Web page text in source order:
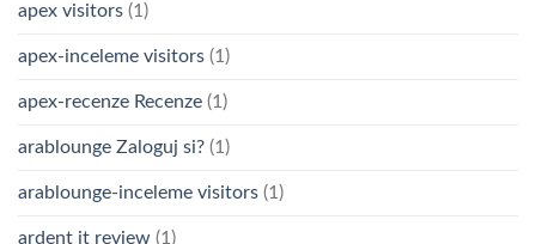
apex visitors (1)
apex-inceleme visitors (1)
apex-recenze Recenze (1)
arablounge Zaloguj si? (1)
arablounge-inceleme visitors (1)
ardent it review (1)